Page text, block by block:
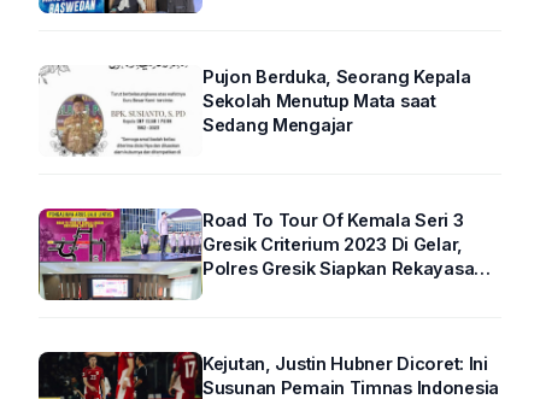
Pujon Berduka, Seorang Kepala
Sekolah Menutup Mata saat
Sedang Mengajar
Road To Tour Of Kemala Seri 3
Gresik Criterium 2023 Di Gelar,
Polres Gresik Siapkan Rekayasa
Kejutan, Justin Hubner Dicoret: Ini
Susunan Pemain Timnas Indonesia